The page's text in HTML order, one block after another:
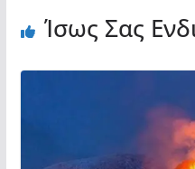
Ίσως Σας